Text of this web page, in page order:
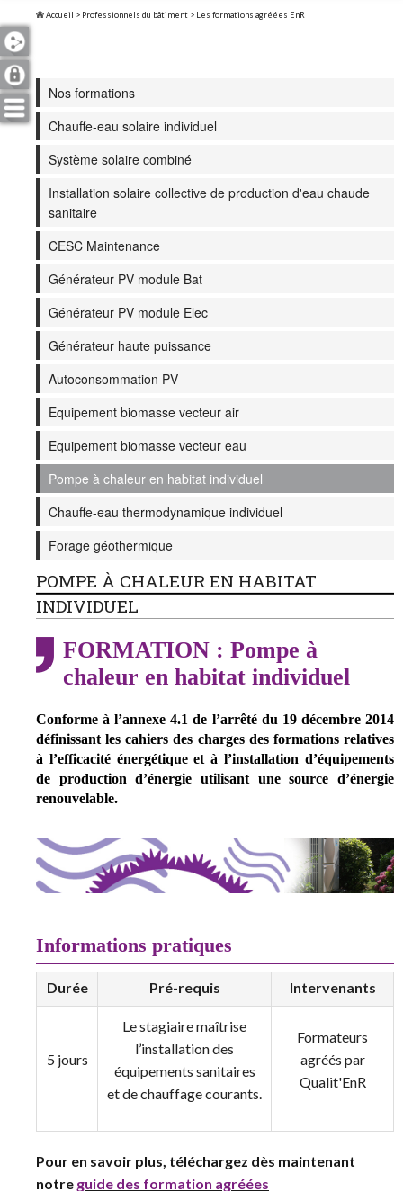
Accueil > Professionnels du bâtiment > Les formations agréées EnR
Nos formations
Chauffe-eau solaire individuel
Système solaire combiné
Installation solaire collective de production d'eau chaude
sanitaire
CESC Maintenance
Générateur PV module Bat
Générateur PV module Elec
Générateur haute puissance
Autoconsommation PV
Equipement biomasse vecteur air
Equipement biomasse vecteur eau
Pompe à chaleur en habitat individuel
Chauffe-eau thermodynamique individuel
Forage géothermique
POMPE À CHALEUR EN HABITAT
INDIVIDUEL
FORMATION : Pompe à
chaleur en habitat individuel
Conforme à l’annexe 4.1 de l’arrêté du 19 décembre 2014
définissant les cahiers des charges des formations relatives
à l’efficacité énergétique et à l’installation d’équipements
de production d’énergie utilisant une source d’énergie
renouvelable.
Informations pratiques
Durée Pré-requis Intervenants
5 jours
Le stagiaire maîtrise
l’installation des
équipements sanitaires
et de chauffage courants.
Formateurs
agréés par
Qualit'EnR
Pour en savoir plus, téléchargez dès maintenant
notre guide des formation agréées